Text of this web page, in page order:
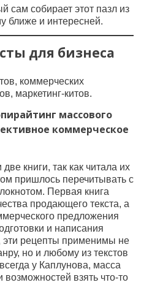
сам собирает этот пазл из
ближе и интересней.
для бизнеса
коммерческих
маркетинг-китов.
массового
коммерческое
книги, так как читала их
пришлось перечитывать с
Первая книга
продающего текста, а
предложения
и написания
эти рецепты применимы не
но и любому из текстов
у Каплунова, масса
возможностей взять что-то